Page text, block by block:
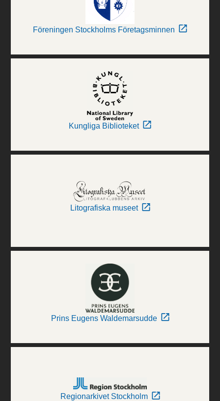
Föreningen Stockholms Företagsminnen
Kungliga Biblioteket
Litografiska museet
Prins Eugens Waldemarsudde
Regionarkivet Stockholm